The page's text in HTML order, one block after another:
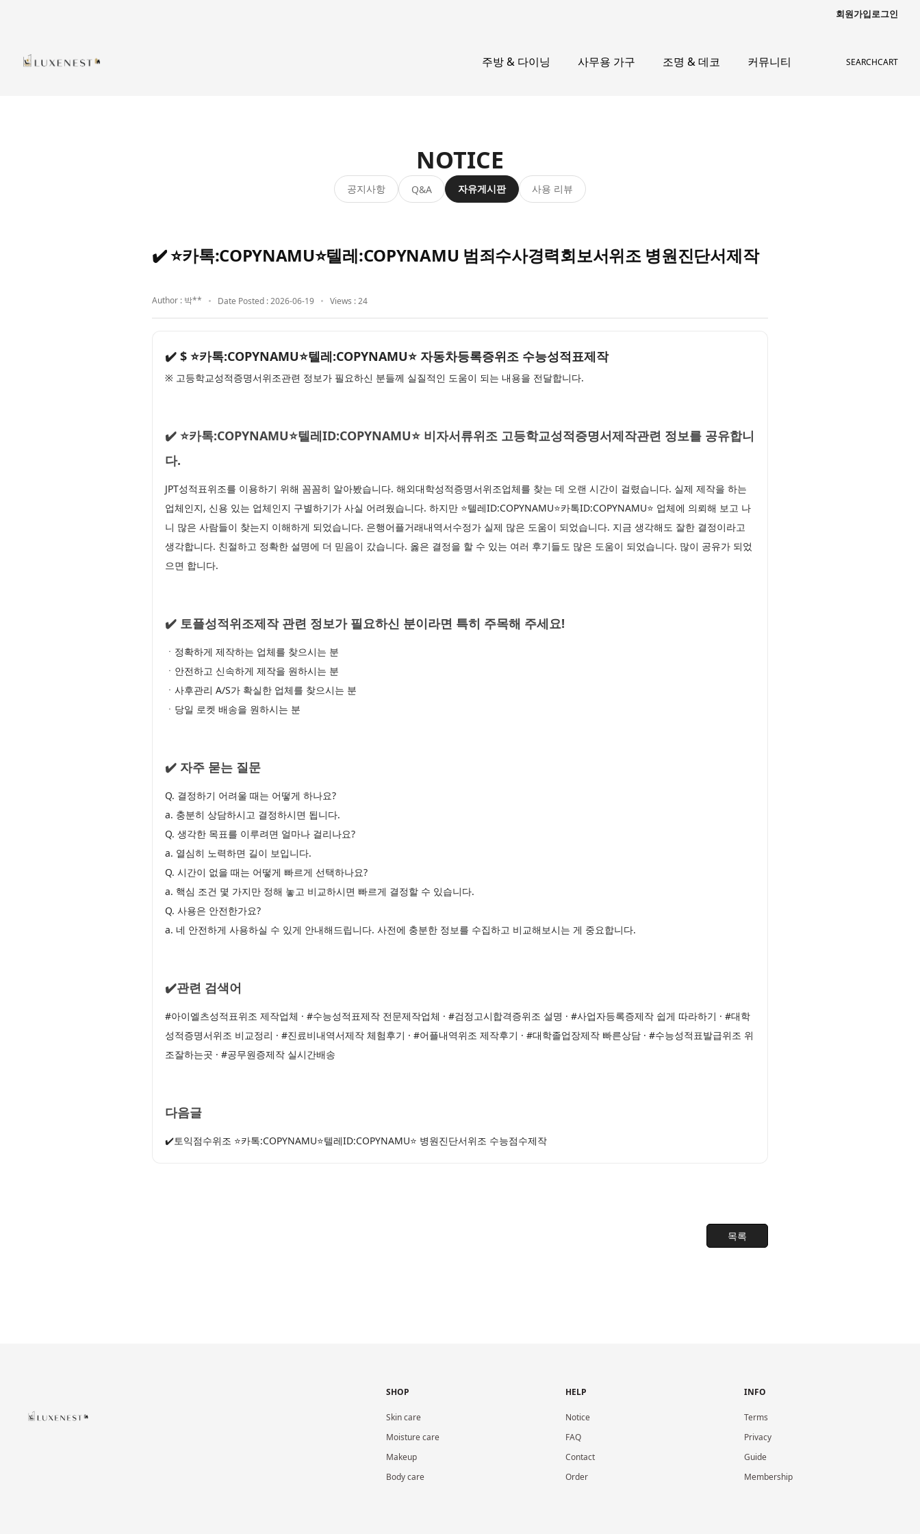
회원가입로그인
주방 & 다이닝 사무용 가구 조명 & 데코 커뮤니티 SEARCHCART
NOTICE
공지사항 Q&A 자유게시판 사용 리뷰
✔️ ⭐카톡:COPYNAMU⭐텔레:COPYNAMU 범죄수사경력회보서위조 병원진단서제작
Author : 박** Date Posted : 2026-06-19 Views : 24
✔️ $ ⭐카톡:COPYNAMU⭐텔레:COPYNAMU⭐ 자동차등록증위조 수능성적표제작
※ 고등학교성적증명서위조관련 정보가 필요하신 분들께 실질적인 도움이 되는 내용을 전달합니다.
✔️ ⭐카톡:COPYNAMU⭐텔레ID:COPYNAMU⭐ 비자서류위조 고등학교성적증명서제작관련 정보를 공유합니
다.
JPT성적표위조를 이용하기 위해 꼼꼼히 알아봤습니다. 해외대학성적증명서위조업체를 찾는 데 오랜 시간이 걸렸습니다. 실제 제작을 하는
업체인지, 신용 있는 업체인지 구별하기가 사실 어려웠습니다. 하지만 ⭐텔레ID:COPYNAMU⭐카톡ID:COPYNAMU⭐ 업체에 의뢰해 보고 나
니 많은 사람들이 찾는지 이해하게 되었습니다. 은행어플거래내역서수정가 실제 많은 도움이 되었습니다. 지금 생각해도 잘한 결정이라고
생각합니다. 친절하고 정확한 설명에 더 믿음이 갔습니다. 옳은 결정을 할 수 있는 여러 후기들도 많은 도움이 되었습니다. 많이 공유가 되었
으면 합니다.
✔️ 토플성적위조제작 관련 정보가 필요하신 분이라면 특히 주목해 주세요!
ㆍ정확하게 제작하는 업체를 찾으시는 분
ㆍ안전하고 신속하게 제작을 원하시는 분
ㆍ사후관리 A/S가 확실한 업체를 찾으시는 분
ㆍ당일 로켓 배송을 원하시는 분
✔️ 자주 묻는 질문
Q. 결정하기 어려울 때는 어떻게 하나요?
a. 충분히 상담하시고 결정하시면 됩니다.
Q. 생각한 목표를 이루려면 얼마나 걸리나요?
a. 열심히 노력하면 길이 보입니다.
Q. 시간이 없을 때는 어떻게 빠르게 선택하나요?
a. 핵심 조건 몇 가지만 정해 놓고 비교하시면 빠르게 결정할 수 있습니다.
Q. 사용은 안전한가요?
a. 네 안전하게 사용하실 수 있게 안내해드립니다. 사전에 충분한 정보를 수집하고 비교해보시는 게 중요합니다.
✔️관련 검색어
#아이엘츠성적표위조 제작업체 · #수능성적표제작 전문제작업체 · #검정고시합격증위조 설명 · #사업자등록증제작 쉽게 따라하기 · #대학
성적증명서위조 비교정리 · #진료비내역서제작 체험후기 · #어플내역위조 제작후기 · #대학졸업장제작 빠른상담 · #수능성적표발급위조 위
조잘하는곳 · #공무원증제작 실시간배송
다음글
✔️토익점수위조 ⭐카톡:COPYNAMU⭐텔레ID:COPYNAMU⭐ 병원진단서위조 수능점수제작
목록
SHOP
Skin care
Moisture care
Makeup
Body care
HELP
Notice
FAQ
Contact
Order
INFO
Terms
Privacy
Guide
Membership